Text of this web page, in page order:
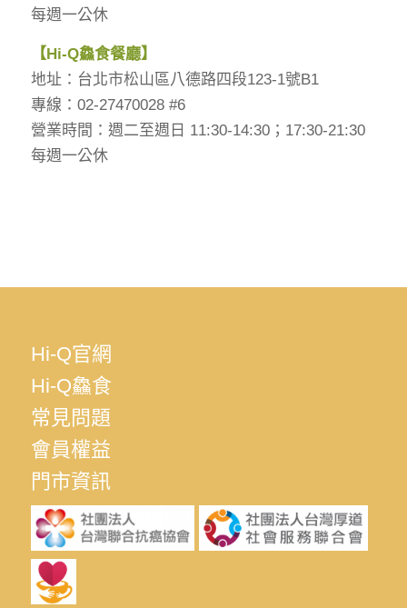
每週一公休
【Hi-Q鱻食餐廳】
地址：台北市松山區八德路四段123-1號B1
專線：02-27470028 #6
營業時間：週二至週日 11:30-14:30；17:30-21:30
每週一公休
Hi-Q官網
Hi-Q鱻食
常見問題
會員權益
門市資訊